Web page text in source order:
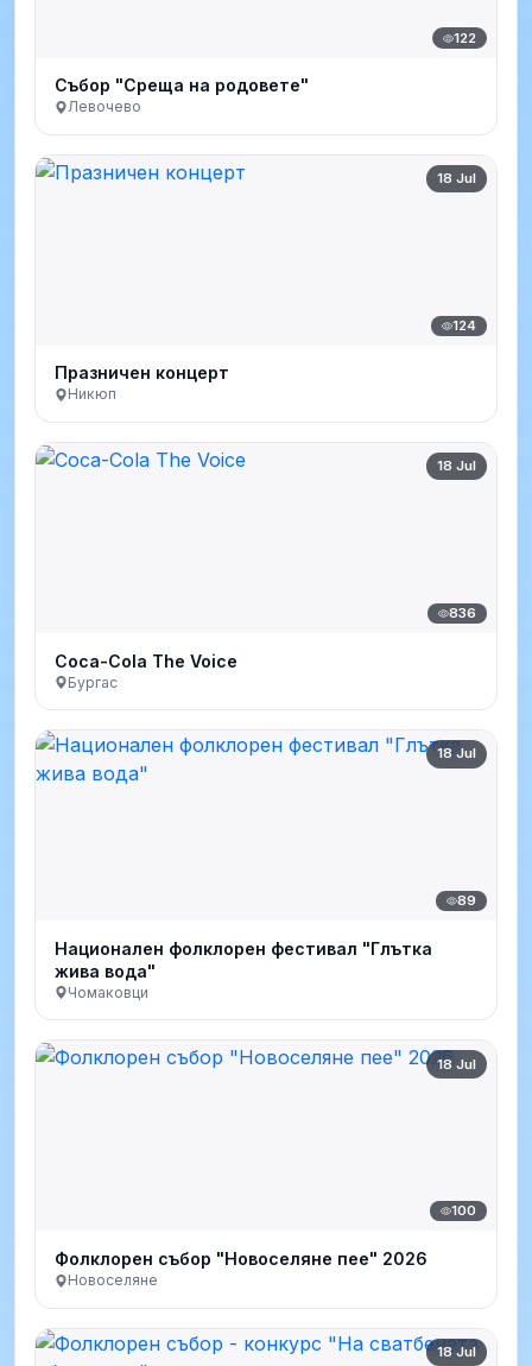
122
Събор "Среща на родовете"
Левочево
18 Jul
124
Празничен концерт
Никюп
18 Jul
836
Coca-Cola The Voice
Бургас
18 Jul
89
Национален фолклорен фестивал "Глътка
жива вода"
Чомаковци
18 Jul
100
Фолклорен събор "Новоселяне пее" 2026
Новоселяне
18 Jul